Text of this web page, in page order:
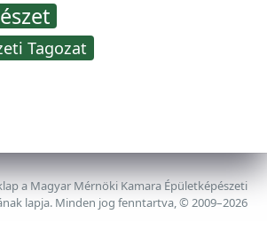
Tagozat
a Magyar Mérnöki Kamara Épületképészeti
lapja. Minden jog fenntartva, © 2009–2026